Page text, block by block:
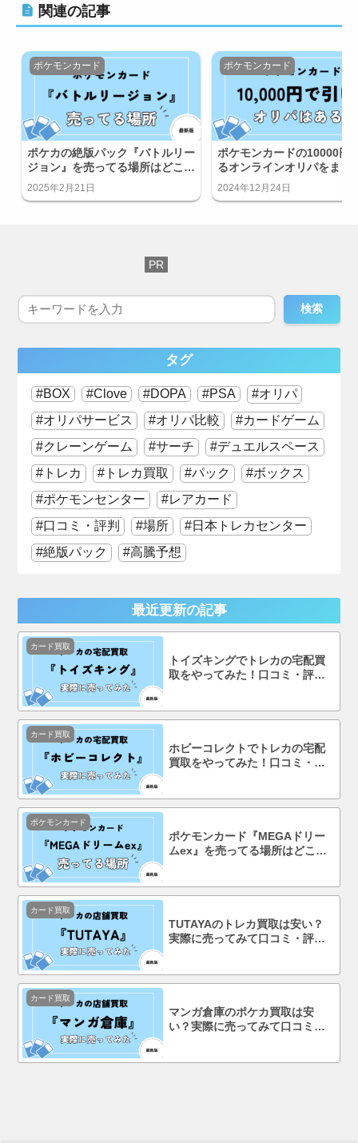
関連の記事
ポケカの絶版パック『バトルリー
ジョン』を売ってる場所はどこ？
コンビニにある？
2025年2月21日
ポケモンカード
ポケモンカードの10000円
るオンラインオリパをまと
介！
2024年12月24日
ポケモンカード
検索
タグ
BOX Clove DOPA PSA
オリパ
オリパサービス
オリパ比較
カードゲーム
クレーンゲーム
サーチ
デュエルスペース
トレカ
トレカ買取 パック
ボックス
ポケモンセンター
レアカード
口コミ・評判
場所
日本トレカセンター
絶版パック
高騰予想
最近更新の記事
トイズキングでトレカの宅配買
取をやってみた！口コミ・評判
カード買取
ホビーコレクトでトレカの宅配
買取をやってみた！口コミ・評
カード買取
ポケモンカード『MEGAドリー
ムex』を売ってる場所はどこ？
ポケモンカード
TUTAYAのトレカ買取は安い？
実際に売ってみて口コミ・評判
カード買取
マンガ倉庫のポケカ買取は安
い？実際に売ってみて口コミ・
カード買取